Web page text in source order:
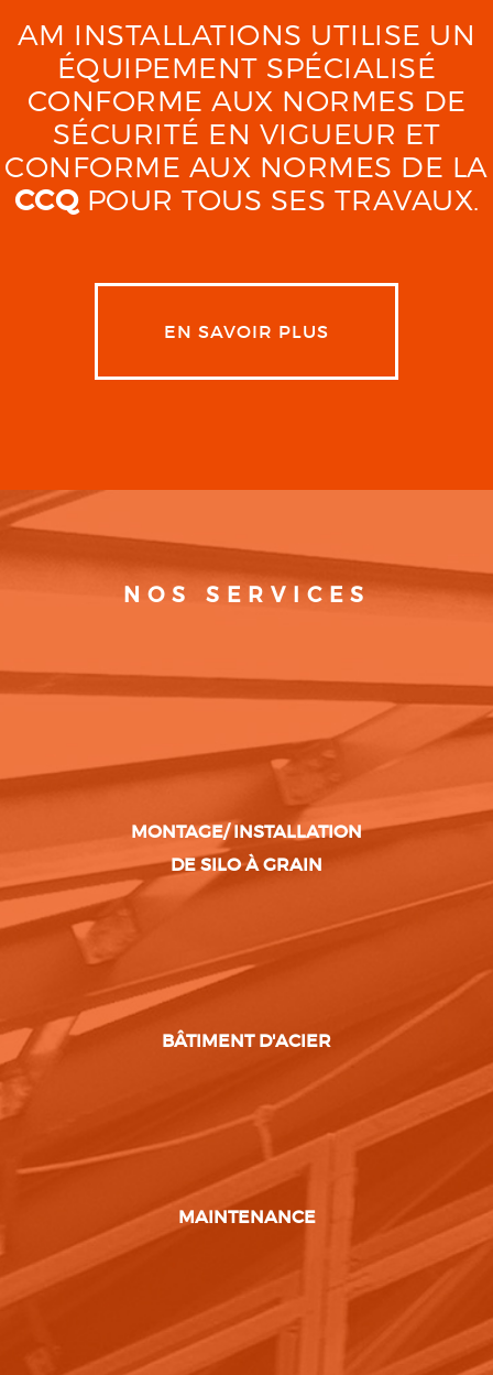
AM INSTALLATIONS UTILISE UN
ÉQUIPEMENT SPÉCIALISÉ
CONFORME AUX NORMES DE
SÉCURITÉ EN VIGUEUR ET
CONFORME AUX NORMES DE LA
CCQPOUR TOUS SES TRAVAUX.
EN SAVOIR PLUS
NOS SERVICES
MONTAGE/ INSTALLATION
DE SILO À GRAIN
BÂTIMENT D'ACIER
MAINTENANCE